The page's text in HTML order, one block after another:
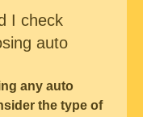
I check
auto
any auto
the type of